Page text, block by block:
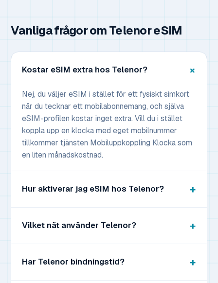
Vanliga frågor om Telenor eSIM
Kostar eSIM extra hos Telenor?
Nej, du väljer eSIM i stället för ett fysiskt simkort
när du tecknar ett mobilabonnemang, och själva
eSIM-profilen kostar inget extra. Vill du i stället
koppla upp en klocka med eget mobilnummer
tillkommer tjänsten Mobiluppkoppling Klocka som
en liten månadskostnad.
Hur aktiverar jag eSIM hos Telenor?
Vilket nät använder Telenor?
Har Telenor bindningstid?